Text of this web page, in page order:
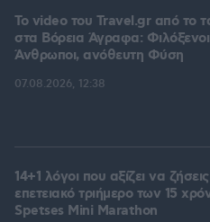
To video του Travel.gr από το
στα Βόρεια Άγραφα: Φιλόξενοι
Άνθρωποι, ανόθευτη Φύση
07.08.2026, 12:38
14+1 λόγοι που αξίζει να
επετειακό τριήμερο των 15
Spetses Mini Marathon